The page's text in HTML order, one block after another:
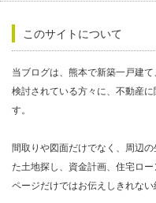
このサイトについて
当ブログは、熊本で新築一戸建
検討されている方々に、不動産
す。
間取りや図面だけでなく、周辺
た土地探し、資金計画、住宅ロ
ページだけではお伝えしきれない